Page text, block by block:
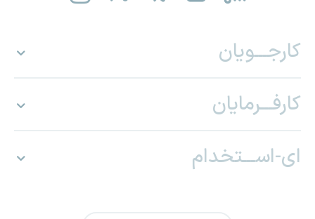
کارجـــویان
کارفـــرمایان
ای-اســـتخدام